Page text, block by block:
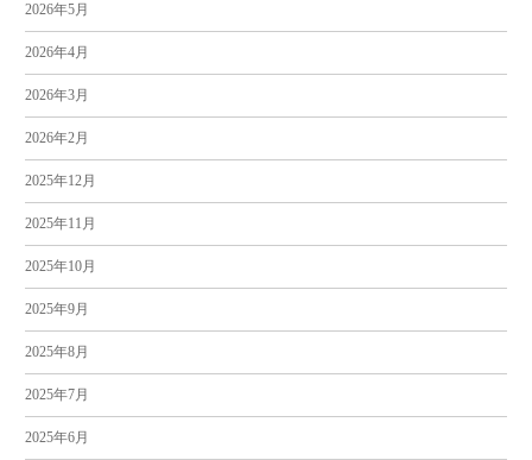
2026年5月
2026年4月
2026年3月
2026年2月
2025年12月
2025年11月
2025年10月
2025年9月
2025年8月
2025年7月
2025年6月